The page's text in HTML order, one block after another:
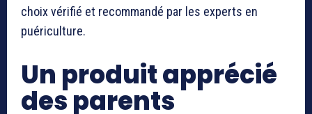
choix vérifié et recommandé par les experts en
puériculture.
Un produit apprécié
des parents